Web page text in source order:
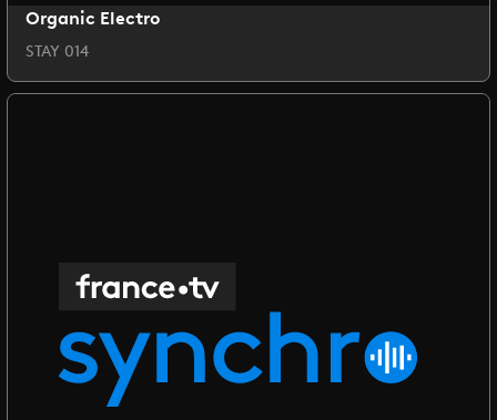
Organic Electro
STAY 014